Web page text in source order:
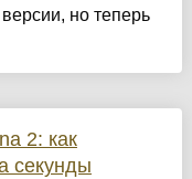
но теперь
2: как
секунды